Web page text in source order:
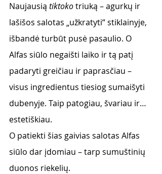
Naujausią tiktoko triuką – agurkų ir
lašišos salotas „užkratyti“ stiklainyje,
išbandė turbūt pusė pasaulio. O
Alfas siūlo negaišti laiko ir tą patį
padaryti greičiau ir paprasčiau –
visus ingredientus tiesiog sumaišyti
dubenyje. Taip patogiau, švariau ir…
estetiškiau.
O patiekti šias gaivias salotas Alfas
siūlo dar įdomiau – tarp sumuštinių
duonos riekelių.